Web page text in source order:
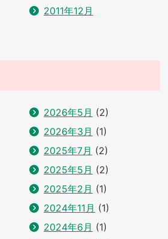
2011年12月
2026年5月 (2)
2026年3月 (1)
2025年7月 (2)
2025年5月 (2)
2025年2月 (1)
2024年11月 (1)
2024年6月 (1)